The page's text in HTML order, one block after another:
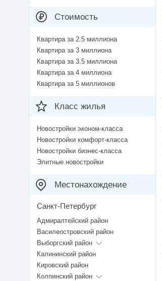
Стоимость
Квартира за 2.5 миллиона
Квартира за 3 миллиона
Квартира за 3.5 миллиона
Квартира за 4 миллиона
Квартира за 5 миллионов
Класс жилья
Новостройки эконом-класса
Новостройки комфорт-класса
Новостройки бизнес-класса
Элитные новостройки
Местонахождение
Санкт-Петербург
Адмиралтейский район
Василеостровский район
Выборгский район
Калининский район
Кировский район
Колпинский район